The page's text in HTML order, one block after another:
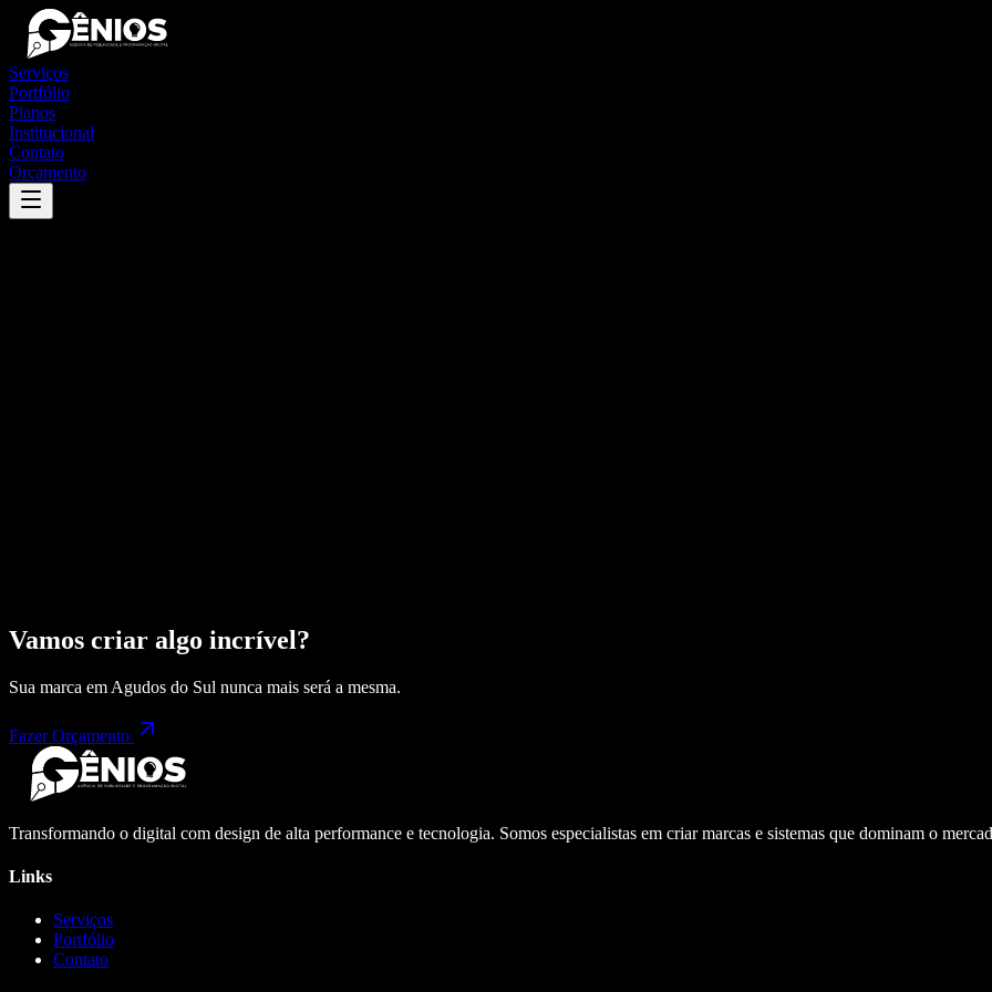
Serviços
Portfólio
Planos
Institucional
Contato
Orçamento
Vamos criar algo incrível?
Sua marca em Agudos do Sul nunca mais será a mesma.
Fazer Orçamento
Transformando o digital com design de alta performance e tecnologia. Somos especialistas em criar marcas e sistemas que dominam o
Links
Serviços
Portfólio
Contato